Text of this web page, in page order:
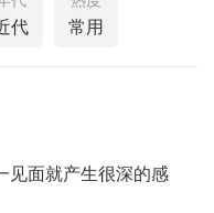
代 常用
见面就产生很深的感